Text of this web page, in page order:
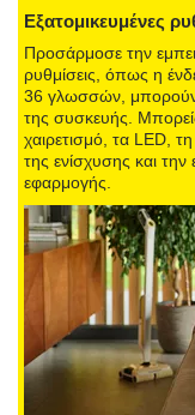
Εξατομικευμένες
Προσάρμοσε την
ρυθμίσεις, όπως η
36 γλωσσών,
της συσκευής.
χαιρετισμό, τα LED,
της ενίσχυσης και
εφαρμογής.